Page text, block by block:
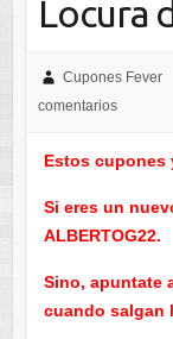
Locura
Cupones Fever
comentarios
Estos cupones
Si eres un
ALBERTOG22.
Sino, apuntate
cuando salgan